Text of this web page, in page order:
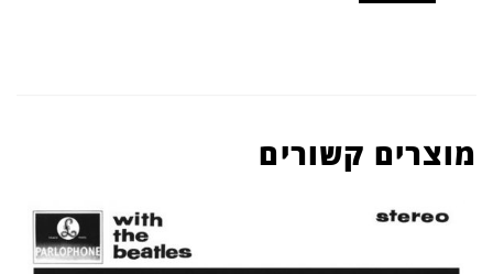
מוצרים קשורים